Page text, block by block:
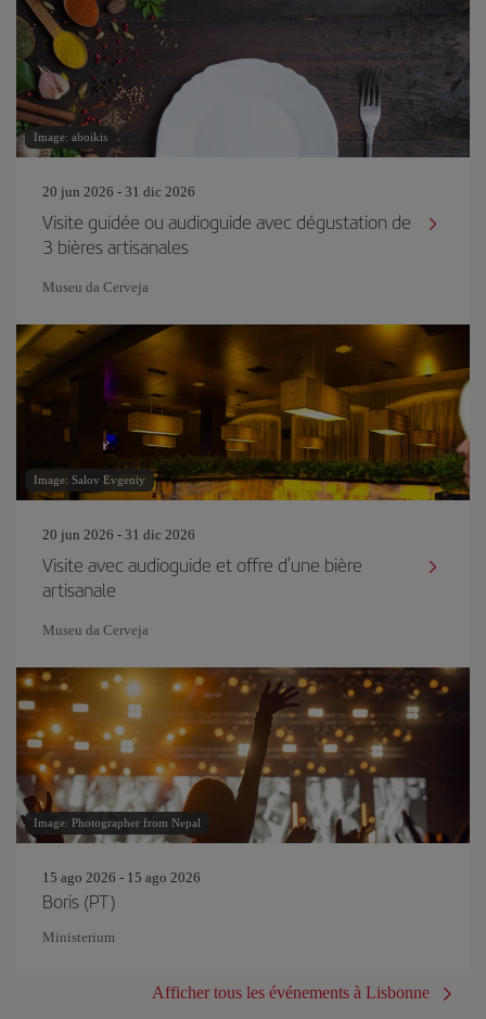
Image: aboikis
20 jun 2026 - 31 dic 2026
Visite guidée ou audioguide avec dégustation de
3 bières artisanales
Museu da Cerveja
Image: Salov Evgeniy
20 jun 2026 - 31 dic 2026
Visite avec audioguide et offre d'une bière
artisanale
Museu da Cerveja
Image: Photographer from Nepal
15 ago 2026 - 15 ago 2026
Boris (PT)
Ministerium
Afficher tous les événements à Lisbonne